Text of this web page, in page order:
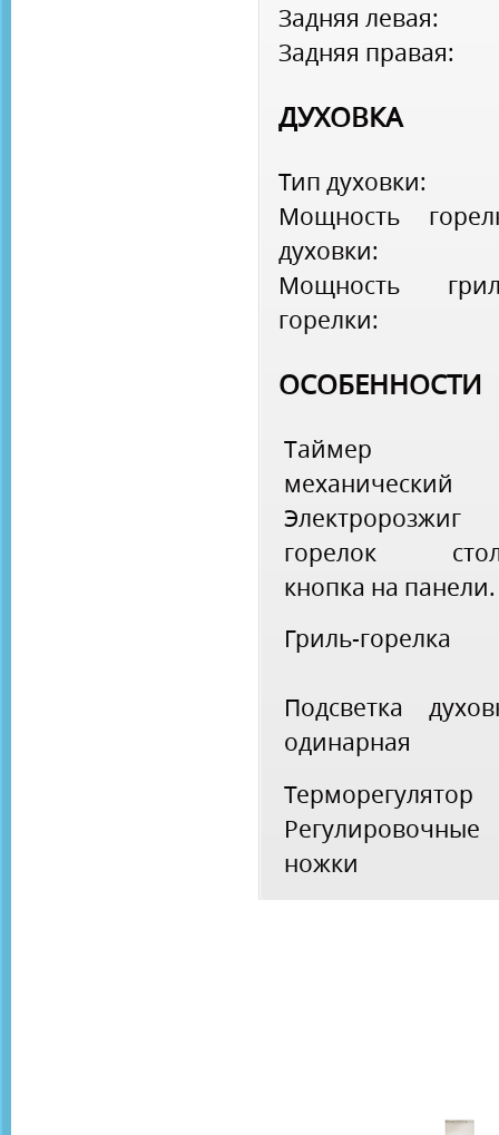
Задняя левая:
Задняя правая:
ДУХОВКА
Тип духовки:
Мощность
духовки:
Мощность
горелки:
ОСОБЕННОСТИ
Таймер
механический
Электророзжиг
горелок
кнопка на панели.
Гриль-горелка
Подсветка
одинарная
Терморегулятор
Регулировочные
ножки